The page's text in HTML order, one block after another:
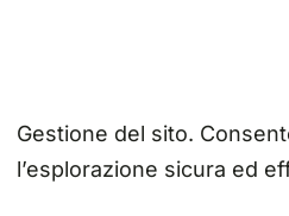
Gestione del sito.
l’esplorazione sicura ed